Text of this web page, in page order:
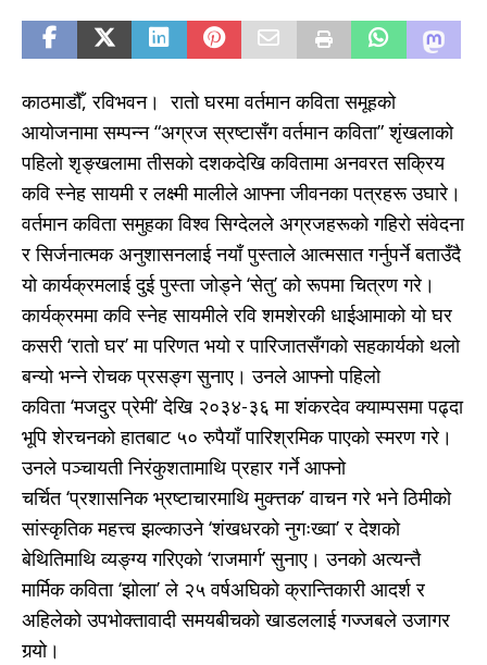
काठमाडौँ, रविभवन। रातो घरमा वर्तमान कविता समूहको
आयोजनामा सम्पन्न “अग्रज स्रष्टासँग वर्तमान कविता” शृंखलाको
पहिलो शृङ्खलामा तीसको दशकदेखि कवितामा अनवरत सक्रिय
कवि स्नेह सायमी र लक्ष्मी मालीले आफ्ना जीवनका पत्रहरू उघारे।
वर्तमान कविता समुहका विश्व सिग्देलले अग्रजहरूको गहिरो संवेदना
र सिर्जनात्मक अनुशासनलाई नयाँ पुस्ताले आत्मसात गर्नुपर्ने बताउँदै
यो कार्यक्रमलाई दुई पुस्ता जोड्ने ‘सेतु’ को रूपमा चित्रण गरे।
कार्यक्रममा कवि स्नेह सायमीले रवि शमशेरकी धाईआमाको यो घर
कसरी ‘रातो घर’ मा परिणत भयो र पारिजातसँगको सहकार्यको थलो
बन्यो भन्ने रोचक प्रसङ्ग सुनाए। उनले आफ्नो पहिलो
कविता ‘मजदुर प्रेमी’ देखि २०३४-३६ मा शंकरदेव क्याम्पसमा पढ्दा
भूपि शेरचनको हातबाट ५० रुपैयाँ पारिश्रमिक पाएको स्मरण गरे।
उनले पञ्चायती निरंकुशतामाथि प्रहार गर्ने आफ्नो
चर्चित ‘प्रशासनिक भ्रष्टाचारमाथि मुक्त्तक’ वाचन गरे भने ठिमीको
सांस्कृतिक महत्त्व झल्काउने ‘शंखधरको नुगःख्वा’ र देशको
बेथितिमाथि व्यङ्ग्य गरिएको ‘राजमार्ग’ सुनाए। उनको अत्यन्तै
मार्मिक कविता ‘झोला’ ले २५ वर्षअघिको क्रान्तिकारी आदर्श र
अहिलेको उपभोक्तावादी समयबीचको खाडललाई गज्जबले उजागर
गर्‍यो।